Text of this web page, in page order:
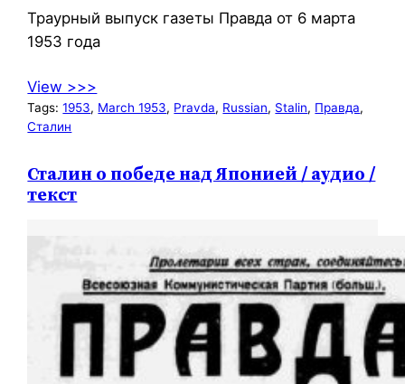
Траурный выпуск газеты Правда от 6 марта
1953 года
View >>>
Tags:1953, March 1953, Pravda, Russian, Stalin, Правда
Сталин
Сталин о победе над Японией / аудио /
текст